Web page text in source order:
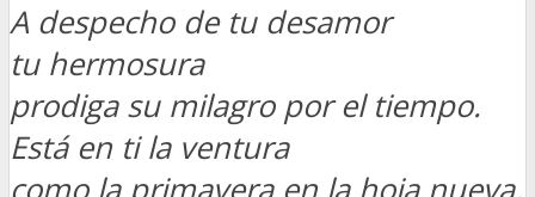
A despecho de tu desamor
tu hermosura
prodiga su milagro por el tiempo.
Está en ti la ventura